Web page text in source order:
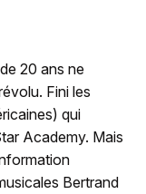
20 ans ne
Fini les
qui
Academy. Mais
Bertrand